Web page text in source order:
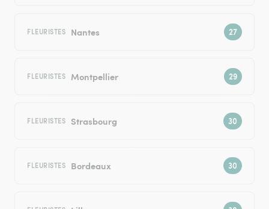
FLEURISTES Nantes
FLEURISTES Montpellier
FLEURISTES Strasbourg
FLEURISTES Bordeaux